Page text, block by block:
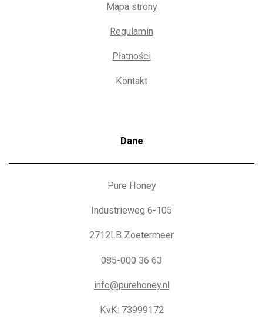
Mapa strony
Regulamin
Płatności
Kontakt
Dane
Pure Honey
Industrieweg 6-105
2712LB Zoetermeer
085-000 36 63
info@purehoney.nl
KvK: 73999172